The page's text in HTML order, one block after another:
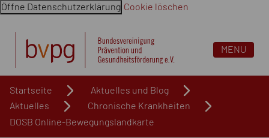
Öffne Datenschutzerklärung Cookie löschen
MENU
Startseite
Aktuelles und Blog
Aktuelles
Chronische Krankheiten
DOSB Online-Bewegungslandkarte